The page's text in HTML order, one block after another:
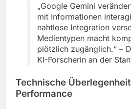
„Google Gemini
mit Informationen
nahtlose Integration
Medientypen macht
plötzlich zugänglich.“ –
KI-Forscherin an der
Technische
Performance